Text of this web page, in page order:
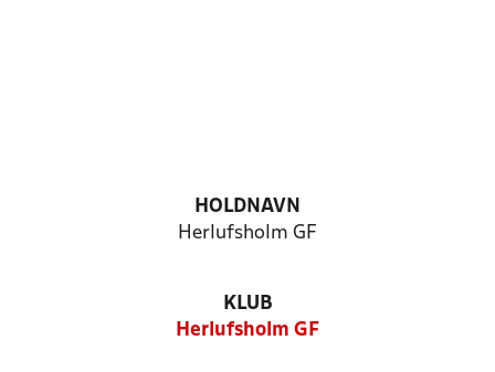
HOLDNAVN
Herlufsholm GF
KLUB
Herlufsholm GF